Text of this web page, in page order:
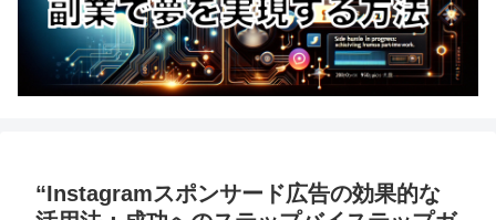
“Instagramスポンサード広告の効果的な